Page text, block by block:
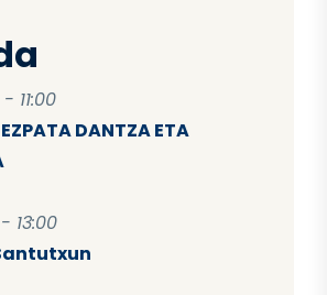
11:00
DANTZA ETA
13:00